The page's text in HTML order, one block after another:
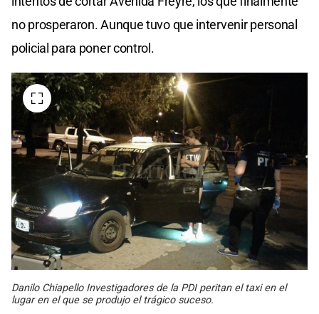
no prosperaron. Aunque tuvo que intervenir personal
policial para poner control.
Danilo Chiapello Investigadores de la PDI peritan el taxi en el
lugar en el que se produjo el trágico suceso.